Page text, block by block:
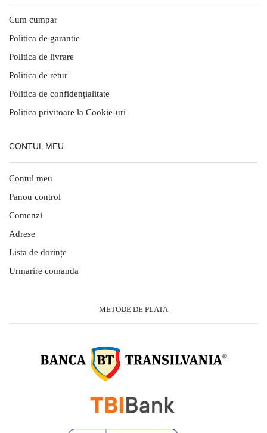
Cum cumpar
Politica de garantie
Politica de livrare
Politica de retur
Politica de confidențialitate
Politica privitoare la Cookie-uri
CONTUL MEU
Contul meu
Panou control
Comenzi
Adrese
Lista de dorințe
Urmarire comanda
METODE DE PLATA